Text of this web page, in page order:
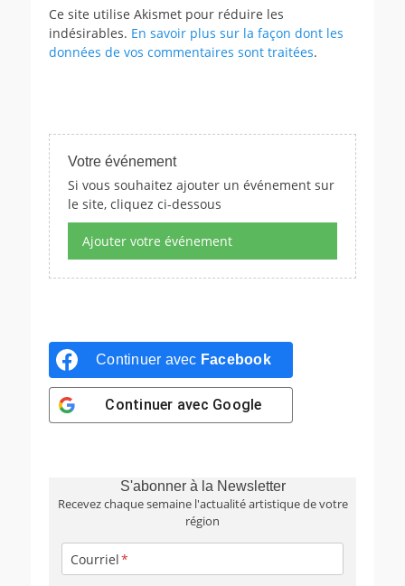
Ce site utilise Akismet pour réduire les
indésirables. En savoir plus sur la façon dont les
données de vos commentaires sont traitées.
Votre événement
Si vous souhaitez ajouter un événement sur
le site, cliquez ci-dessous
Ajouter votre événement
Continuer avec Facebook
Continuer avec Google
S'abonner à la Newsletter
Recevez chaque semaine l'actualité artistique de votre
région
Courriel